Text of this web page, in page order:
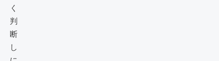
く
判
断
し